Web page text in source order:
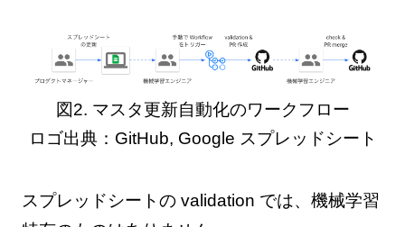
図2. マスタ更新自動化のワークフロー
ロゴ出典：GitHub, Google スプレッドシート
スプレッドシートの validation では、機械学習